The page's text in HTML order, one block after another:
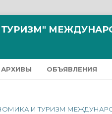
АРХИВЫ ОБЪЯВЛЕНИЯ
И ТУРИЗМ